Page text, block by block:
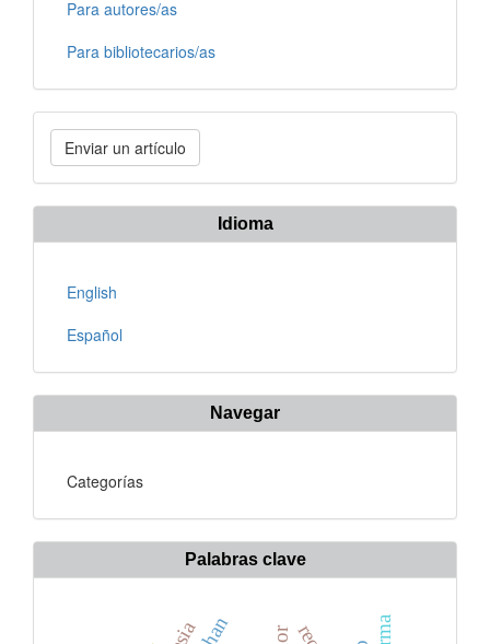
Para autores/as
Para bibliotecarios/as
Enviar
un
artículo
Enviar un artículo
Idioma
English
Español
Navegar
Categorías
Palabras clave